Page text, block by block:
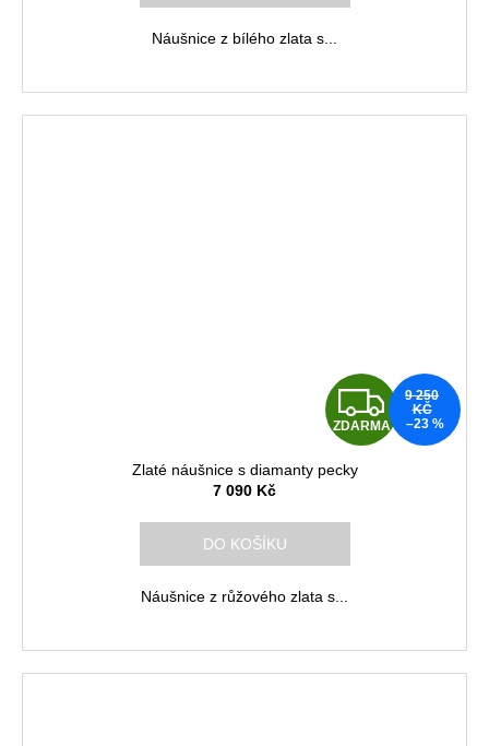
Náušnice z bílého zlata s...
Z
D
ZDARMA
9 250
KČ
–23 %
Zlaté náušnice s diamanty pecky
7 090 Kč
DO KOŠÍKU
Náušnice z růžového zlata s...